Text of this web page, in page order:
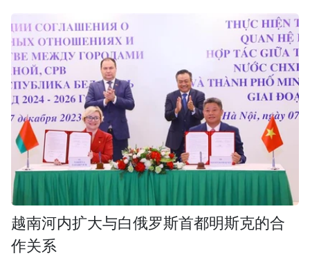
越南河内扩大与白俄罗斯首都明斯克的合
作关系